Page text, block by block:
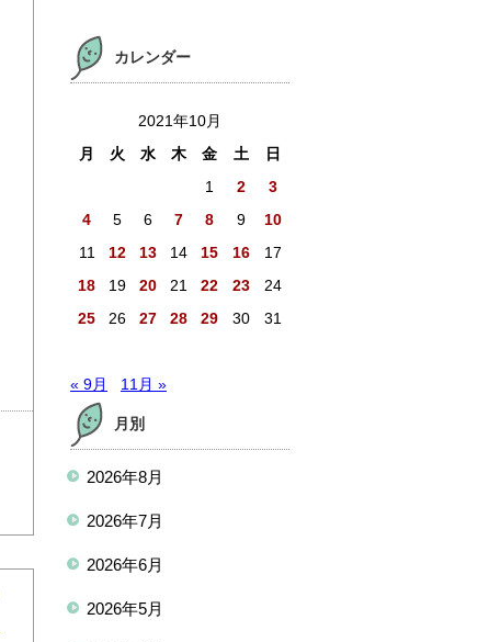
カレンダー
2021年10月
月
火 水 木 金 土
日
1
2
3
4
5 6 7 8 9
10
11
12 13 14 15 16
17
18
19 20 21 22 23
24
25
26 27 28 29 30 31
« 9月 11月 »
月別
2026年8月
2026年7月
2026年6月
2026年5月